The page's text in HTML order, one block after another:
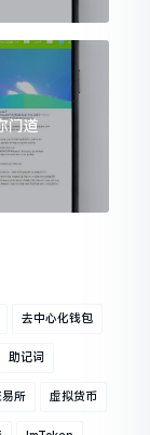
门道
去中心化钱包
助记词
所 虚拟货币